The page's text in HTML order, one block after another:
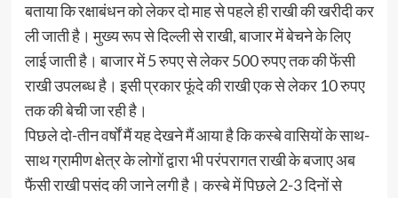
बताया कि रक्षाबंधन को लेकर दो माह से पहले ही राखी की खरीदी कर
ली जाती है। मुख्य रूप से दिल्ली से राखी, बाजार में बेचने के लिए
लाई जाती है। बाजार में 5 रुपए से लेकर 500 रुपए तक की फेंसी
राखी उपलब्ध है। इसी प्रकार फूंदे की राखी एक से लेकर 10 रुपए
तक की बेची जा रही है।
पिछले दो-तीन वर्षों मैं यह देखने मैं आया है कि कस्बे वासियों के साथ-
साथ ग्रामीण क्षेत्र के लोगों द्वारा भी परंपरागत राखी के बजाए अब
फैंसी राखी पसंद की जाने लगी है। कस्बे में पिछले 2-3 दिनों से